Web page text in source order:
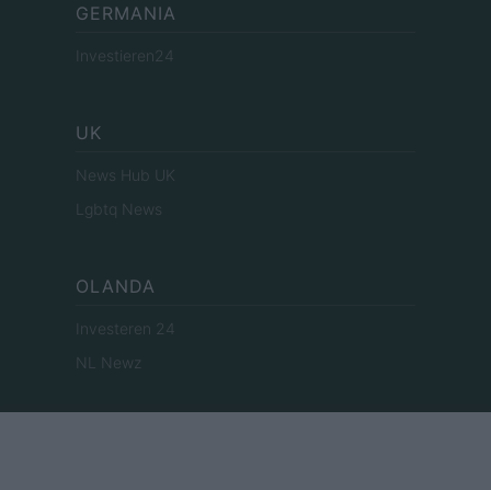
GERMANIA
Investieren24
UK
News Hub UK
Lgbtq News
OLANDA
Investeren 24
NL Newz